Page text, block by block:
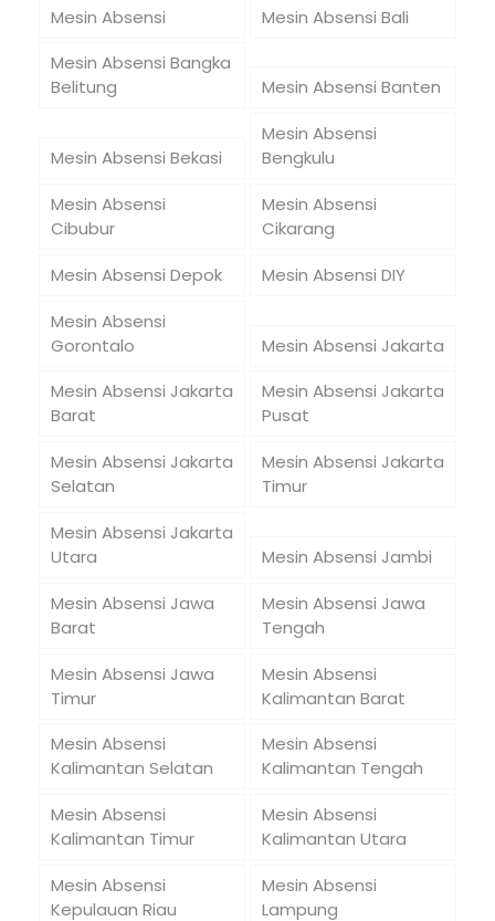
Mesin Absensi
Mesin Absensi Bali
Mesin Absensi Bangka
Belitung
Mesin Absensi Banten
Mesin Absensi Bekasi
Mesin Absensi
Bengkulu
Mesin Absensi
Cibubur
Mesin Absensi
Cikarang
Mesin Absensi Depok
Mesin Absensi DIY
Mesin Absensi
Gorontalo
Mesin Absensi Jakarta
Mesin Absensi Jakarta
Barat
Mesin Absensi Jakarta
Pusat
Mesin Absensi Jakarta
Selatan
Mesin Absensi Jakarta
Timur
Mesin Absensi Jakarta
Utara
Mesin Absensi Jambi
Mesin Absensi Jawa
Barat
Mesin Absensi Jawa
Tengah
Mesin Absensi Jawa
Timur
Mesin Absensi
Kalimantan Barat
Mesin Absensi
Kalimantan Selatan
Mesin Absensi
Kalimantan Tengah
Mesin Absensi
Kalimantan Timur
Mesin Absensi
Kalimantan Utara
Mesin Absensi
Kepulauan Riau
Mesin Absensi
Lampung